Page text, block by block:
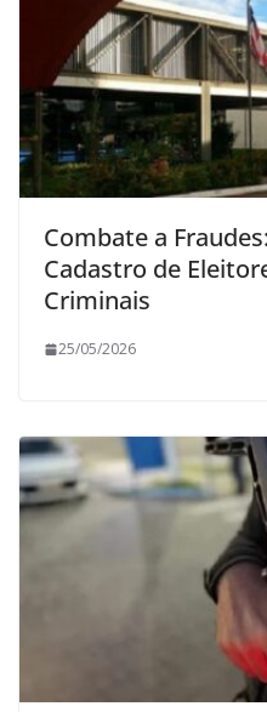
Combate a
Cadastro de
Criminais
25/05/2026